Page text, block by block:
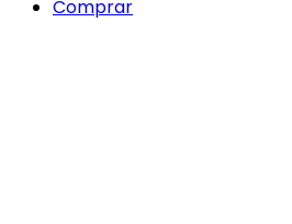
Comprar